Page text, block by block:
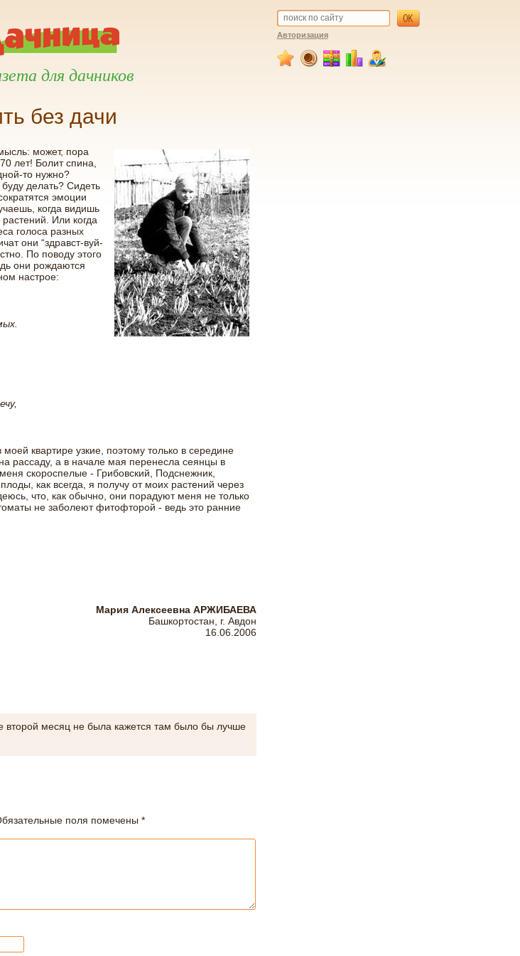
Авторизация
для дачников
без дачи
может, пора
лет! Болит спина,
то нужно?
делать? Сидеть
эмоции
когда видишь
Или когда
голоса разных
они “здравст-вуй-
По поводу этого
они рождаются
настрое:
квартире узкие, поэтому только в середине
рассаду, а в начале мая перенесла сеянцы в
скороспелые - Грибовский, Подснежник,
как всегда, я получу от моих растений через
что, как обычно, они порадуют меня не только
не заболеют фитофторой - ведь это ранние
Мария Алексеевна АРЖИБАЕВА
Башкортостан, г. Авдон
16.06.2006
второй месяц не была кажется там было бы лучше
поля помечены *